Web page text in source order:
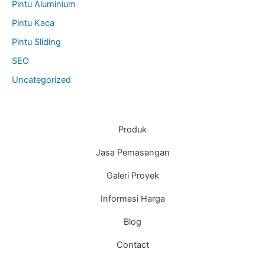
Pintu Aluminium
Pintu Kaca
Pintu Sliding
SEO
Uncategorized
Produk
Jasa Pemasangan
Galeri Proyek
Informasi Harga
Blog
Contact